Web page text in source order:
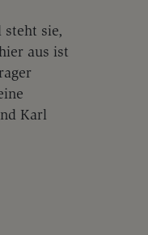
sie,
aus ist
Karl